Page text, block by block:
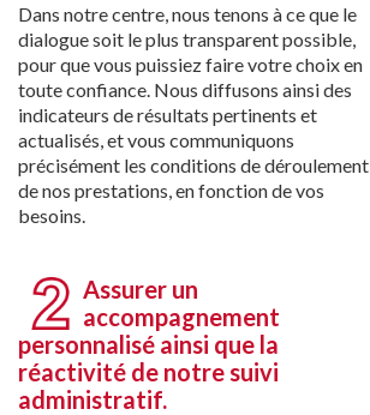
Dans notre centre, nous tenons à ce que le
dialogue soit le plus transparent possible,
pour que vous puissiez faire votre choix en
toute confiance. Nous diffusons ainsi des
indicateurs de résultats pertinents et
actualisés, et vous communiquons
précisément les conditions de déroulement
de nos prestations, en fonction de vos
besoins.
Assurer un
accompagnement
personnalisé ainsi que la
réactivité de notre suivi
administratif.